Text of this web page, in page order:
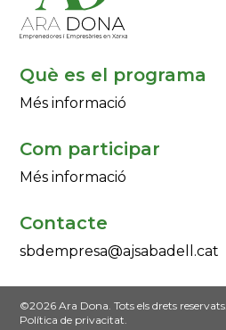
Què es el programa
Més informació
Com participar
Més informació
Contacte
sbdempresa@ajsabadell.cat
©2026 Ara Dona. Tots els drets reservats.
Política de privacitat.